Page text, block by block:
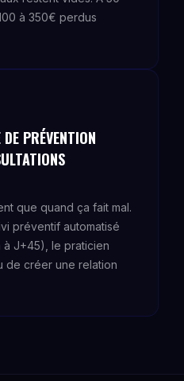
à 350€ perdus
PRÉVENTION
que quand ça fait mal.
préventif automatisé
à J+45), le praticien
de créer une relation